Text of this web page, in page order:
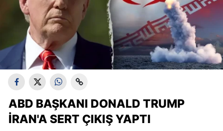
ABD BAŞKANI DONALD TRUMP
İRAN'A SERT ÇIKIŞ YAPTI